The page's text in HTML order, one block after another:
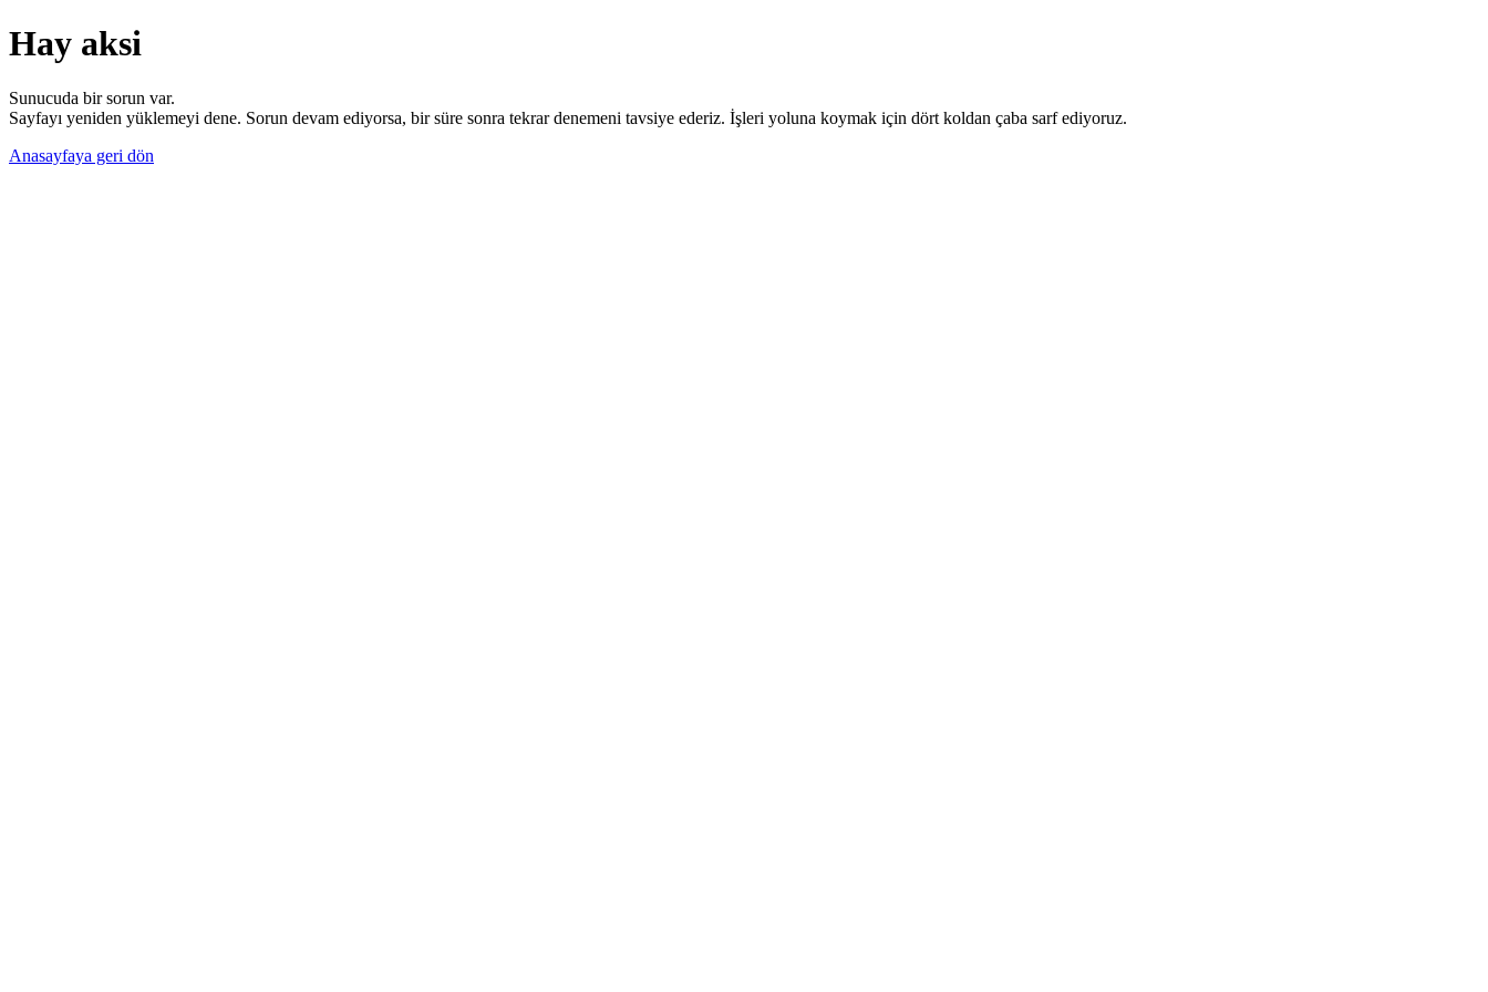
Hay aksi
Sunucuda bir sorun var.
Sayfayı yeniden yüklemeyi dene. Sorun devam ediyorsa, bir süre sonra tekrar denemeni tavsiye ederiz. İşleri yoluna koymak için dört koldan çaba sarf ediyoruz.
Anasayfaya geri dön